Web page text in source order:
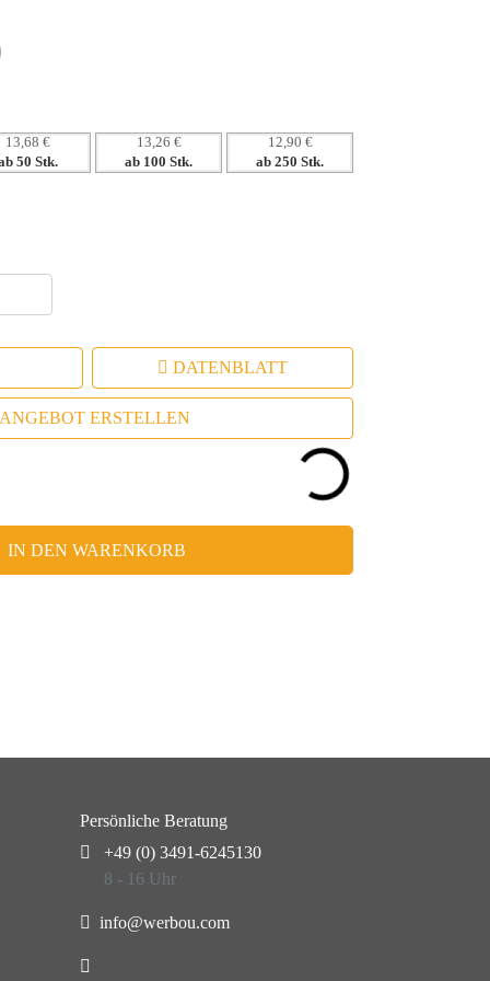
erhöhen die Benutzerbindung.
13,68 €
50 Stk.
13,26 €
ab 100 Stk.
12,90 €
ab 250 Stk.
DATENBLATT
ANGEBOT ERSTELLEN
IN DEN WARENKORB
Persönliche Beratung
+49 (0) 3491-6245130
8 - 16 Uhr
info@werbou.com